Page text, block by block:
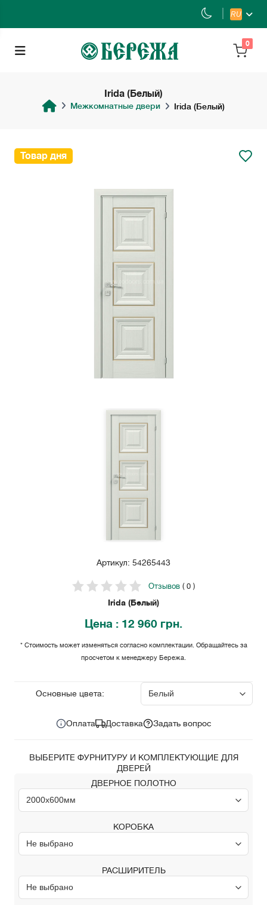
RU
0
Irida (Белый)
Межкомнатные двери Irida (Белый)
Товар дня
Артикул: 54265443
Отзывов ( 0 )
Irida (Белый)
Цена : 12 960 грн.
* Стоимость может изменяться согласно комплектации. Обращайтесь за
просчетом к менеджеру Бережа.
Основные цвета:
Оплата Доставка Задать вопрос
ВЫБЕРИТЕ ФУРНИТУРУ И КОМПЛЕКТУЮЩИЕ ДЛЯ
ДВЕРЕЙ
ДВЕРНОЕ ПОЛОТНО
КОРОБКА
РАСШИРИТЕЛЬ